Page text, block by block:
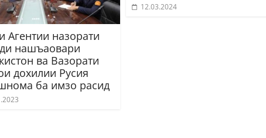
Агентии назорати
нашъаовари
ва Вазорати
дохилии Русия
ба имзо расид
12.03.2024